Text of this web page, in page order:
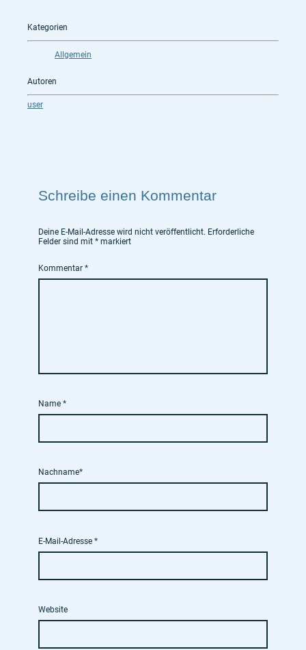
Kategorien
Allgemein
Autoren
user
Schreibe einen Kommentar
Deine E-Mail-Adresse wird nicht veröffentlicht. Erforderliche
Felder sind mit * markiert
Kommentar *
Name *
Nachname*
E-Mail-Adresse *
Website